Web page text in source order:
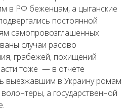
в РФ беженцам, а цыганские
постоянной
самопровозглашенных
случаи расово
грабежей, похищений
тоже — в отчете
выезжавшим в Украину ромам
а государственной